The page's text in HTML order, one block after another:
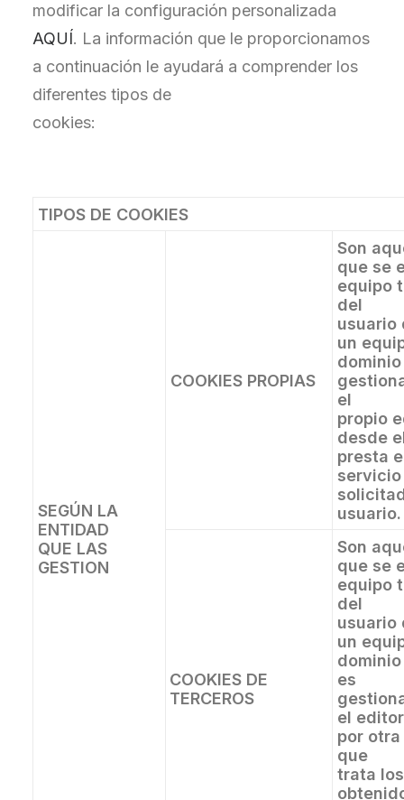
modificar la configuración personalizada
AQUÍ. La información que le proporcionamos
a continuación le ayudará a comprender los
diferentes tipos de
cookies:
TIPOS DE COOKIES
SEGÚN LA
ENTIDAD
QUE LAS
GESTION
COOKIES PROPIAS
Son
que se
equipo
del
usuario
un
dominio
el
propio
desde
presta
servicio
usuario.
COOKIES DE
TERCEROS
Son
que se
equipo
del
usuario
un
es
el
por
que
trata